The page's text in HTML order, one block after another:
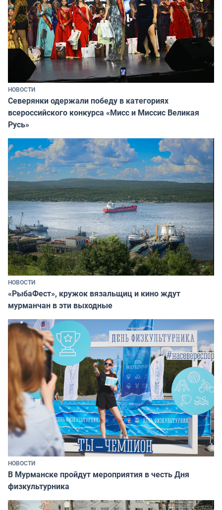
НОВОСТИ
Северянки одержали победу в категориях
всероссийского конкурса «Мисс и Миссис Великая
Русь»
НОВОСТИ
«РыбаФест», кружок вязальщиц и кино ждут
мурманчан в эти выходные
НОВОСТИ
В Мурманске пройдут мероприятия в честь Дня
физкультурника